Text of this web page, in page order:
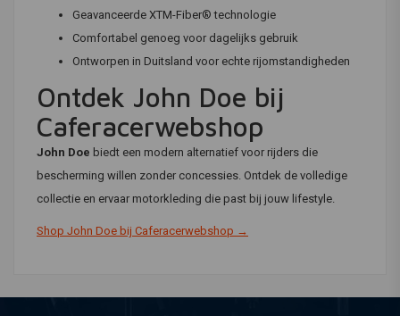
Geavanceerde XTM-Fiber® technologie
Comfortabel genoeg voor dagelijks gebruik
Ontworpen in Duitsland voor echte rijomstandigheden
Ontdek John Doe bij
Caferacerwebshop
John Doe biedt een modern alternatief voor rijders die
bescherming willen zonder concessies. Ontdek de volledige
collectie en ervaar motorkleding die past bij jouw lifestyle.
Shop John Doe bij Caferacerwebshop →